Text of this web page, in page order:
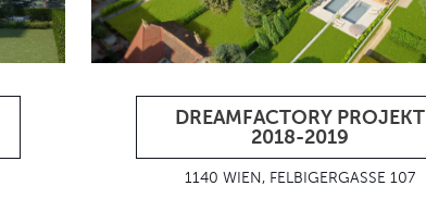
DREAMFACTORY PROJEKT
2018-2019
1140 WIEN, FELBIGERGASSE 107